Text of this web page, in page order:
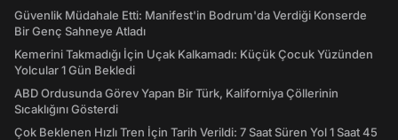
Güvenlik Müdahale Etti: Manifest'in Bodrum'da Verdiği Konserde
Bir Genç Sahneye Atladı
Kemerini Takmadığı İçin Uçak Kalkamadı: Küçük Çocuk Yüzünden
Yolcular 1 Gün Bekledi
ABD Ordusunda Görev Yapan Bir Türk, Kaliforniya Çöllerinin
Sıcaklığını Gösterdi
Çok Beklenen Hızlı Tren İçin Tarih Verildi: 7 Saat Süren Yol 1 Saat 45